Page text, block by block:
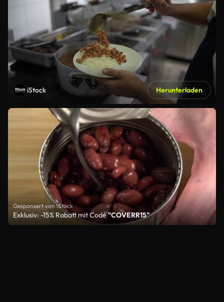
iStock Herunterladen
Gesponsert von iStock
Exklusiv: -15% Rabatt mit Code"COVERR15"